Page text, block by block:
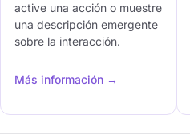
active una acción o muestre
una descripción emergente
sobre la interacción.
Más información →